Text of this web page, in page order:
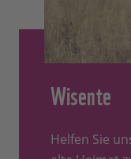
Wisente
Helfen Sie